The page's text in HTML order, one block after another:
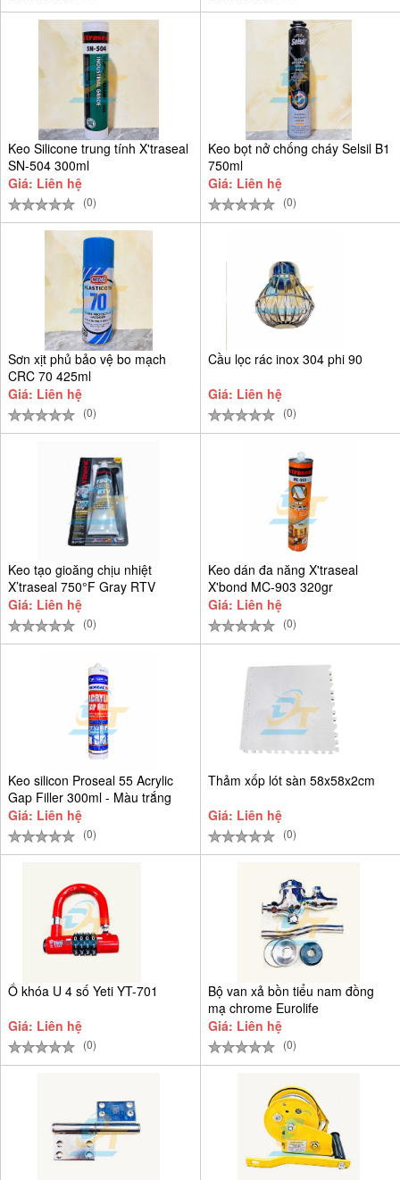
Keo Silicone trung tính X'traseal
SN-504 300ml
Giá: Liên hệ
(0)
Keo bọt nở chống cháy Selsil B1
750ml
Giá: Liên hệ
(0)
Sơn xịt phủ bảo vệ bo mạch
CRC 70 425ml
Giá: Liên hệ
(0)
Cầu lọc rác inox 304 phi 90
Giá: Liên hệ
(0)
Keo tạo gioăng chịu nhiệt
X’traseal 750°F Gray RTV
Giá: Liên hệ
(0)
Keo dán đa năng X'traseal
X'bond MC-903 320gr
Giá: Liên hệ
(0)
Keo silicon Proseal 55 Acrylic
Gap Filler 300ml - Màu trắng
Giá: Liên hệ
(0)
Thảm xốp lót sàn 58x58x2cm
Giá: Liên hệ
(0)
Ổ khóa U 4 số Yeti YT-701
Giá: Liên hệ
(0)
Bộ van xả bồn tiểu nam đồng
mạ chrome Eurolife
Giá: Liên hệ
(0)